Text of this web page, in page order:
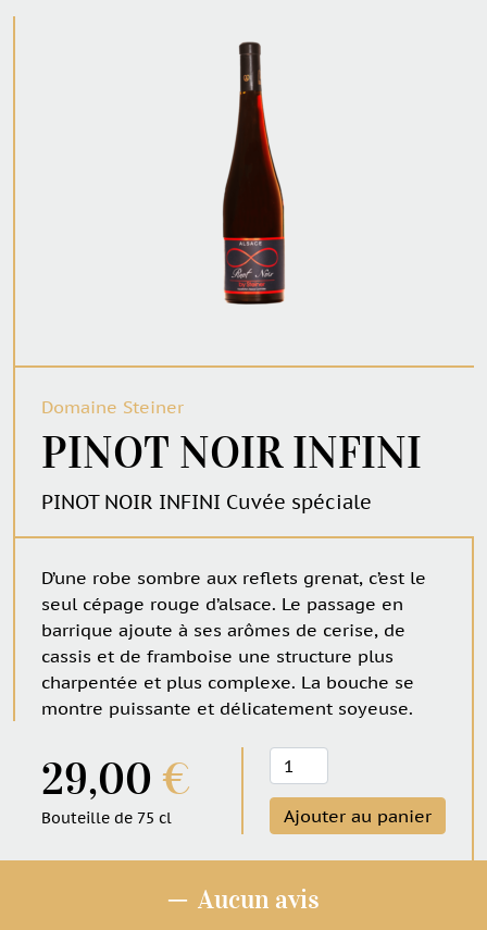
Domaine Steiner
PINOT NOIR INFINI
PINOT NOIR INFINI Cuvée spéciale
D’une robe sombre aux reflets grenat, c’est le
seul cépage rouge d’alsace. Le passage en
barrique ajoute à ses arômes de cerise, de
cassis et de framboise une structure plus
charpentée et plus complexe. La bouche se
montre puissante et délicatement soyeuse.
29,00 €
Bouteille de 75 cl
PINOT
NOIR
INFINI
Ajouter au panier
─ Aucun avis